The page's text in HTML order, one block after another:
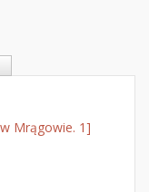
Mrągowie. 1]